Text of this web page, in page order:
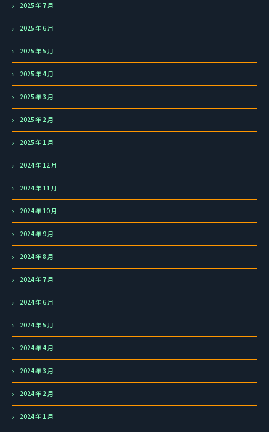
2025 年 7 月
2025 年 6 月
2025 年 5 月
2025 年 4 月
2025 年 3 月
2025 年 2 月
2025 年 1 月
2024 年 12 月
2024 年 11 月
2024 年 10 月
2024 年 9 月
2024 年 8 月
2024 年 7 月
2024 年 6 月
2024 年 5 月
2024 年 4 月
2024 年 3 月
2024 年 2 月
2024 年 1 月